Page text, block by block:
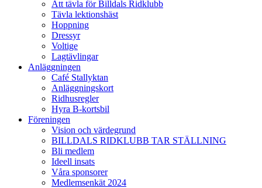
Att tävla för Billdals Ridklubb
Tävla lektionshäst
Hoppning
Dressyr
Voltige
Lagtävlingar
Anläggningen
Café Stallyktan
Anläggningskort
Ridhusregler
Hyra B-kortsbil
Föreningen
Vision och värdegrund
BILLDALS RIDKLUBB TAR STÄLLNING
Bli medlem
Ideell insats
Våra sponsorer
Medlemsenkät 2024